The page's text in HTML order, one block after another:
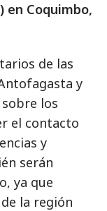
en Coquimbo,
de las
y
los
el contacto
y
serán
ya que
la región